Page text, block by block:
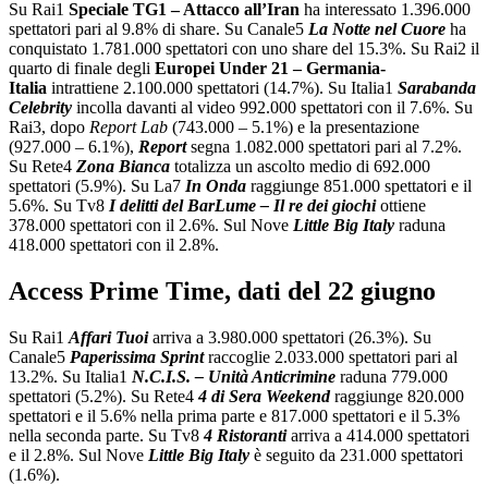
Su Rai1 Speciale TG1 – Attacco all’Iran ha interessato 1.396.000
spettatori pari al 9.8% di share. Su Canale5 La Notte nel Cuore ha
conquistato 1.781.000 spettatori con uno share del 15.3%. Su Rai2 il
quarto di finale degli Europei Under 21 – Germania-
Italia intrattiene 2.100.000 spettatori (14.7%). Su Italia1 Sarabanda
Celebrity incolla davanti al video 992.000 spettatori con il 7.6%. Su
Rai3, dopo Report Lab (743.000 – 5.1%) e la presentazione
(927.000 – 6.1%), Report segna 1.082.000 spettatori pari al 7.2%.
Su Rete4 Zona Bianca totalizza un ascolto medio di 692.000
spettatori (5.9%). Su La7 In Onda raggiunge 851.000 spettatori e il
5.6%. Su Tv8 I delitti del BarLume – Il re dei giochi ottiene
378.000 spettatori con il 2.6%. Sul Nove Little Big Italy raduna
418.000 spettatori con il 2.8%.
Access Prime Time, dati del 22 giugno
Su Rai1 Affari Tuoi arriva a 3.980.000 spettatori (26.3%). Su
Canale5 Paperissima Sprint raccoglie 2.033.000 spettatori pari al
13.2%. Su Italia1 N.C.I.S. – Unità Anticrimine raduna 779.000
spettatori (5.2%). Su Rete44 di Sera Weekendraggiunge 820.000
spettatori e il 5.6% nella prima parte e 817.000 spettatori e il 5.3%
nella seconda parte. Su Tv84 Ristorantiarriva a 414.000 spettatori
e il 2.8%. Sul Nove Little Big Italy è seguito da 231.000 spettatori
(1.6%).